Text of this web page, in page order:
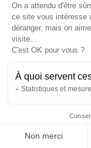
Le HMS-300
pratiques.
On a attendu d'être
ce site vous intéresse
déranger, mais on
visite...
C'est OK pour vous ?
À quoi servent
Statistiques et
Non merci